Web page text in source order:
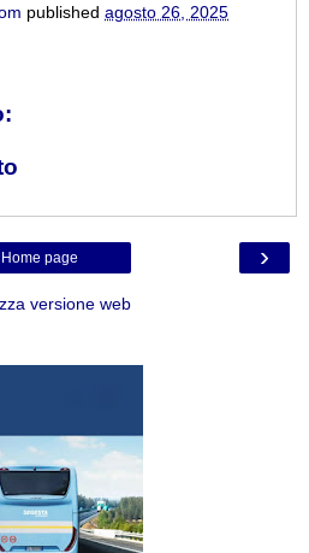
published agosto 26, 2025
›
Home page
versione web